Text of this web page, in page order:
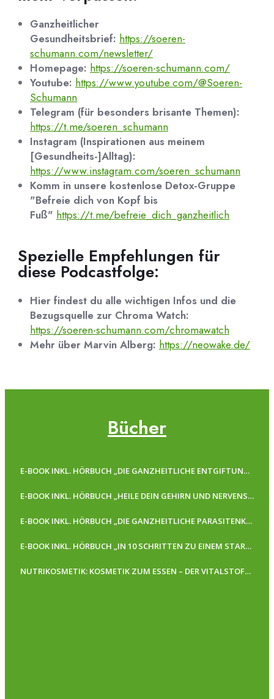
Ganzheitlicher
Gesundheitsbrief: https://soeren-
schumann.com/newsletter/
Homepage: https://soeren-schumann.com/
Youtube: https://www.youtube.com/@Soeren-
Schumann
Telegram (für besonders brisante Themen):
https://t.me/soeren_schumann
Instagram (Inspirationen aus meinem
[Gesundheits-]Alltag):
https://www.instagram.com/soeren_schumann
Komm in unsere kostenlose Detox-Gruppe
"Befreie dich von Kopf bis
Fuß" https://t.me/befreie_dich_ganzheitlich
Spezielle Empfehlungen für
diese Podcastfolge:
Hier findest du alle wichtigen Infos und die
Bezugsquelle zur Chroma Watch:
https://soeren-schumann.com/chromawatch
Mehr über Marvin Alberg: https://neowake.de/
Bücher
E-BOOK INKL. HÖRBUCH „DIE GANZHEITLICHE ENTGIFTUNGSKUR“
E-BOOK INKL. HÖRBUCH „HEILE DEIN GEHIRN UND NERVENSYSTEM“
E-BOOK INKL. HÖRBUCH „DIE GANZHEITLICHE PARASITENKUR“
E-BOOK INKL. HÖRBUCH „IN 10 SCHRITTEN ZU EINEM STARKEN IMMUNSYSTEM“
NUTRIKOSMETIK: KOSMETIK ZUM ESSEN – DER VITALSTOFFGUIDE FÜR REINE UND GESUNDE HAUT